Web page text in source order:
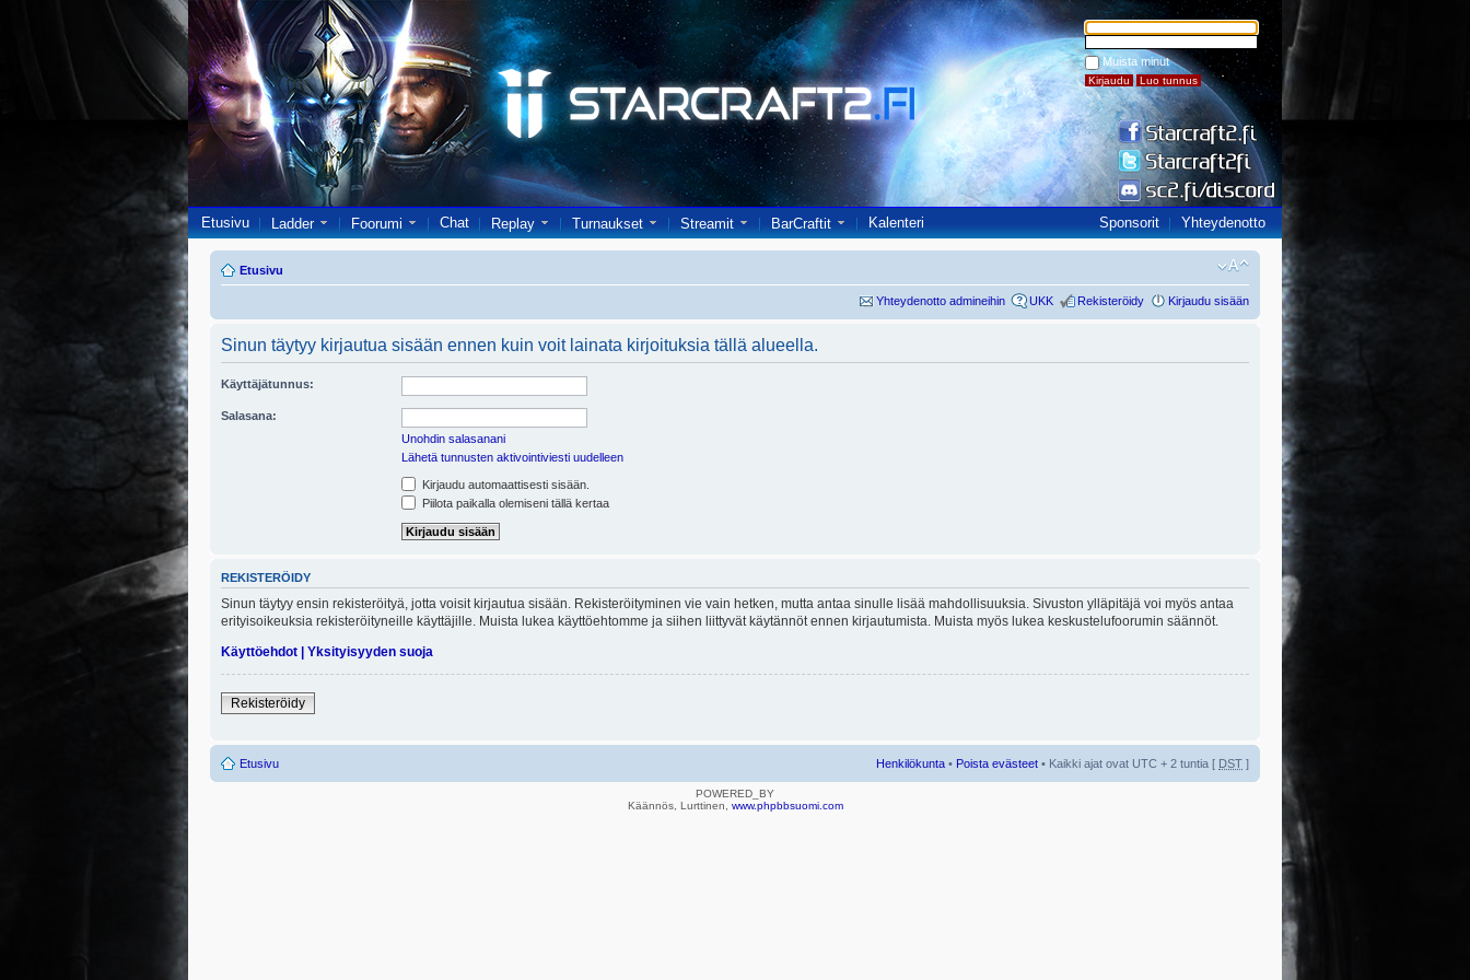
Muista minut
Etusivu Ladder Foorumi Chat Replay Turnaukset Streamit BarCraftit Kalenteri Sponsorit Yhteydenotto
Etusivu
Yhteydenotto admineihin UKK Rekisteröidy Kirjaudu sisään
Sinun täytyy kirjautua sisään ennen kuin voit lainata kirjoituksia tällä alueella.
Käyttäjätunnus:
Salasana:
Unohdin salasanani
Lähetä tunnusten aktivointiviesti uudelleen
Kirjaudu automaattisesti sisään.
Piilota paikalla olemiseni tällä kertaa
REKISTERÖIDY
Sinun täytyy ensin rekisteröityä, jotta voisit kirjautua sisään. Rekisteröityminen vie vain hetken, mutta antaa sinulle lisää mahdollisuuksia. Sivuston ylläpitäjä voi myös antaa
erityisoikeuksia rekisteröityneille käyttäjille. Muista lukea käyttöehtomme ja siihen liittyvät käytännöt ennen kirjautumista. Muista myös lukea keskustelufoorumin säännöt.
Käyttöehdot | Yksityisyyden suoja
Rekisteröidy
Etusivu Henkilökunta • Poista evästeet • Kaikki ajat ovat UTC + 2 tuntia [ DST ]
POWERED_BY
Käännös, Lurttinen, www.phpbbsuomi.com